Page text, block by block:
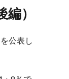
）
公表し